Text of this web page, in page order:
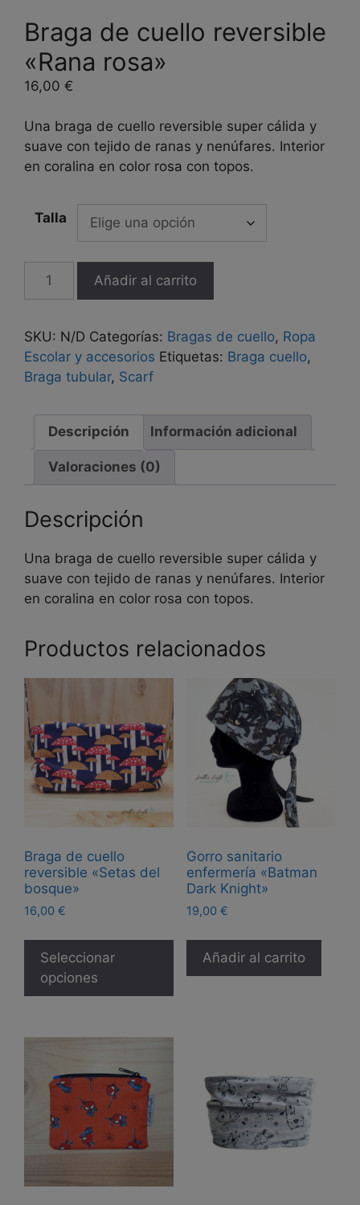
Braga de cuello reversible
«Rana rosa»
16,00 €
Una braga de cuello reversible super cálida y
suave con tejido de ranas y nenúfares. Interior
en coralina en color rosa con topos.
Talla
reversible
"Rana
rosa"
Añadir al carrito
SKU: N/D Categorías: Bragas de cuello, Ropa
Escolar y accesorios Etiquetas: Braga cuello,
Braga tubular, Scarf
Descripción Información adicional
Valoraciones (0)
Descripción
Una braga de cuello reversible super cálida y
suave con tejido de ranas y nenúfares. Interior
en coralina en color rosa con topos.
Productos relacionados
Braga de cuello
reversible «Setas del
bosque»
16,00 €
Seleccionar
opciones
producto
tiene
múltiples
Las
pueden
elegir
Gorro sanitario
enfermería «Batman
Dark Knight»
19,00 €
Añadir al carrito